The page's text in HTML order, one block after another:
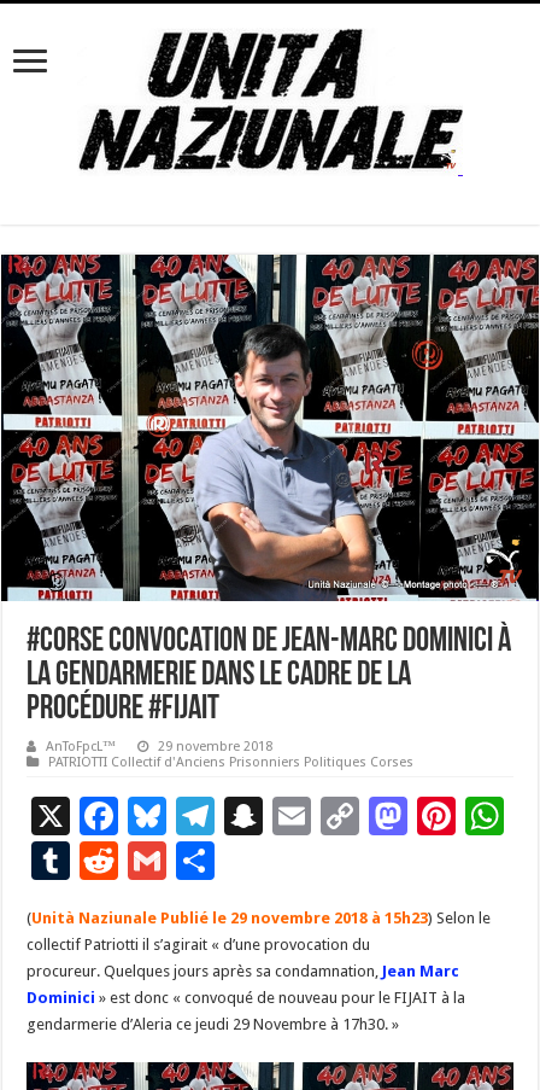
#Corse Convocation de Jean-Marc Dominici à
la gendarmerie dans le cadre de la
procédure #Fijait
AnToFpcL™
29 novembre 2018
PATRIOTTI Collectif d'Anciens Prisonniers Politiques Corses
X
F
ac
e
b
o
o
Bl
u
es
ky
T
gr
a
m
S
p
c
h
E
l
C
y
Li
n
M
d
o
n
Pi
es
t
T
u
m
bl
r
R
d
di
t
G
m
ai
l
ar
ta
g
er
(Unità Naziunale Publié le 29 novembre 2018 à 15h23) Selon le
collectif Patriotti il s’agirait « d’une provocation du
procureur. Quelques jours après sa condamnation, Jean Marc
Dominici » est donc « convoqué de nouveau pour le FIJAIT à la
gendarmerie d’Aleria ce jeudi 29 Novembre à 17h30. »